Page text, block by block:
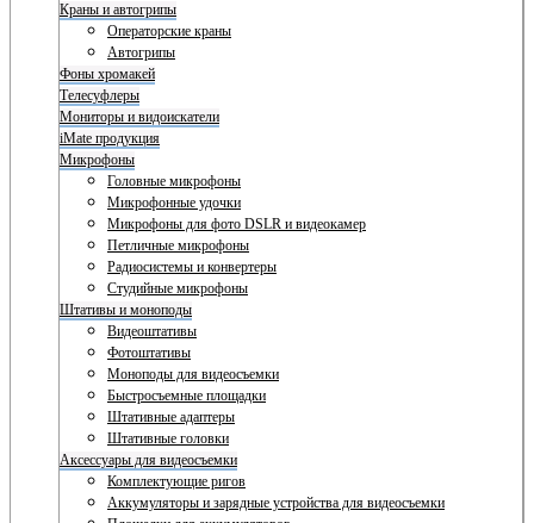
Краны и автогрипы
Операторские краны
Автогрипы
Фоны хромакей
Телесуфлеры
Мониторы и видоискатели
iMate продукция
Микрофоны
Головные микрофоны
Микрофонные удочки
Микрофоны для фото DSLR и видеокамер
Петличные микрофоны
Радиосистемы и конвертеры
Студийные микрофоны
Штативы и моноподы
Видеоштативы
Фотоштативы
Моноподы для видеосъемки
Быстросъемные площадки
Штативные адаптеры
Штативные головки
Аксессуары для видеосъемки
Комплектующие ригов
Аккумуляторы и зарядные устройства для видеосъемки